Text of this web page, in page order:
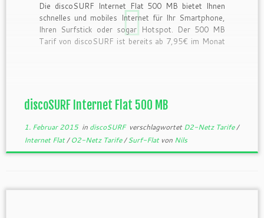
Die discoSURF Internet Flat 500 MB bietet Ihnen
schnelles und mobiles Internet für Ihr Smartphone,
Ihren Surfstick oder sogar Hotspot. Der 500 MB
Tarif von discoSURF ist bereits ab 7,95€ im Monat
discoSURF Internet Flat 500 MB
1. Februar 2015in discoSURF verschlagwortetD2-Netz Tarife/
Internet Flat/O2-Netz Tarife/Surf-Flat von Nils